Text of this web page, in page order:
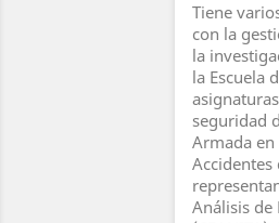
Tiene
con la
la
la Escuela
seguridad
Armada en
Accidentes
Análisis de